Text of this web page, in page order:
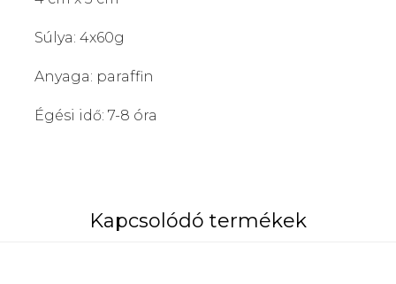
Súlya: 4x60g
Anyaga: paraffin
Égési idő: 7-8 óra
Kapcsolódó termékek